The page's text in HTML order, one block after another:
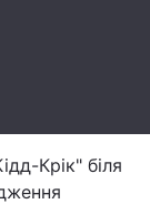
Крік" біля